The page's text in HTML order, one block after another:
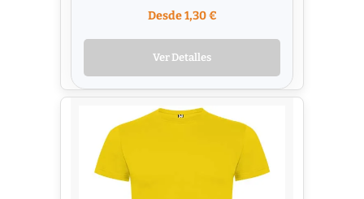
Desde 1,30 €
Ver Detalles